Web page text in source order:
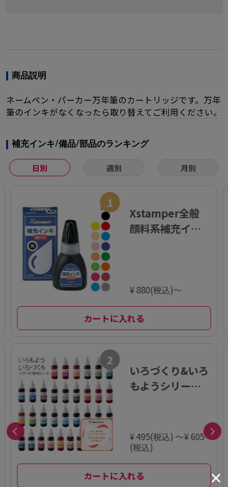
商品説明
ネームペン・パーカー万年筆のカートリッジです。万年
筆のインキがなくなったら取り替えてご利用ください。
補充インキ/備品/部品のランキング
日別 週別 月別
1
Xstamper全般
顔料系補充イン
¥ 880(税込)～
カートに入れる
2
いろづくり&いろ
もようシリーズ
¥ 495(税込) ～¥ 605
(税込)
カートに入れる